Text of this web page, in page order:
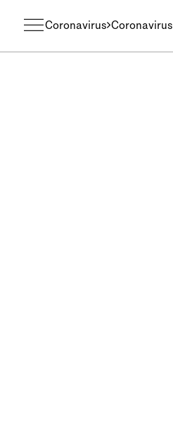
Coronavirus Coronavirus